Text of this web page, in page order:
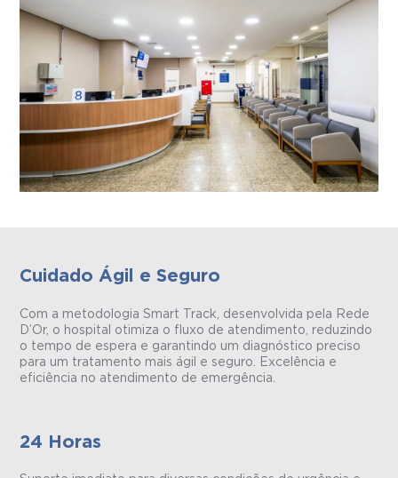
Cuidado Ágil e Seguro
Com a metodologia Smart Track, desenvolvida pela Rede
D’Or, o hospital otimiza o fluxo de atendimento, reduzindo
o tempo de espera e garantindo um diagnóstico preciso
para um tratamento mais ágil e seguro. Excelência e
eficiência no atendimento de emergência.
24 Horas